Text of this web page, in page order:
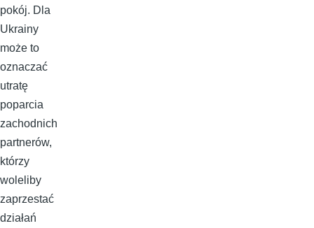
pokój. Dla
Ukrainy
może to
oznaczać
utratę
poparcia
zachodnich
partnerów,
którzy
woleliby
zaprzestać
działań